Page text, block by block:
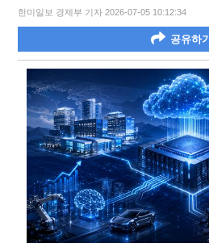
한미일보 경제부 기자 2026-07-05 10:12:34
공유하기